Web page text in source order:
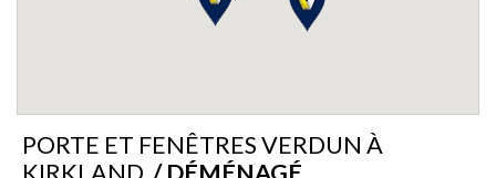
PORTE ET FENÊTRES VERDUN À
KIRKLAND / DÉMÉNAGÉ